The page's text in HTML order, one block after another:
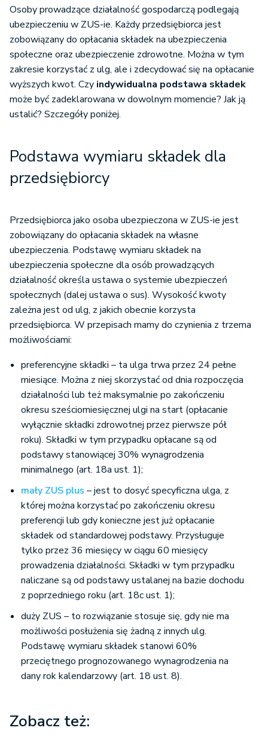
ubezpieczeń
Osoby prowadzące działalność gospodarczą podlegają
ubezpieczeniu w ZUS-ie. Każdy przedsiębiorca jest
zobowiązany do opłacania składek na ubezpieczenia
społeczne oraz ubezpieczenie zdrowotne. Można w tym
zakresie korzystać z ulg, ale i zdecydować się na opłacanie
wyższych kwot. Czy indywidualna podstawa składek
może być zadeklarowana w dowolnym momencie? Jak ją
ustalić? Szczegóły poniżej.
Podstawa wymiaru składek dla
przedsiębiorcy
Przedsiębiorca jako osoba ubezpieczona w ZUS-ie jest
zobowiązany do opłacania składek na własne
ubezpieczenia. Podstawę wymiaru składek na
ubezpieczenia społeczne dla osób prowadzących
działalność określa ustawa o systemie ubezpieczeń
społecznych (dalej ustawa o sus). Wysokość kwoty
zależna jest od ulg, z jakich obecnie korzysta
przedsiębiorca. W przepisach mamy do czynienia z trzema
możliwościami:
preferencyjne składki – ta ulga trwa przez 24 pełne
miesiące. Można z niej skorzystać od dnia rozpoczęcia
działalności lub też maksymalnie po zakończeniu
okresu sześciomiesięcznej ulgi na start (opłacanie
wyłącznie składki zdrowotnej przez pierwsze pół
roku). Składki w tym przypadku opłacane są od
podstawy stanowiącej 30% wynagrodzenia
minimalnego (art. 18a ust. 1);
mały ZUS plus – jest to dosyć specyficzna ulga, z
której można korzystać po zakończeniu okresu
preferencji lub gdy konieczne jest już opłacanie
składek od standardowej podstawy. Przysługuje
tylko przez 36 miesięcy w ciągu 60 miesięcy
prowadzenia działalności. Składki w tym przypadku
naliczane są od podstawy ustalanej na bazie dochodu
z poprzedniego roku (art. 18c ust. 1);
duży ZUS – to rozwiązanie stosuje się, gdy nie ma
możliwości posłużenia się żadną z innych ulg.
Podstawę wymiaru składek stanowi 60%
przeciętnego prognozowanego wynagrodzenia na
dany rok kalendarzowy (art. 18 ust. 8).
Zobacz też: